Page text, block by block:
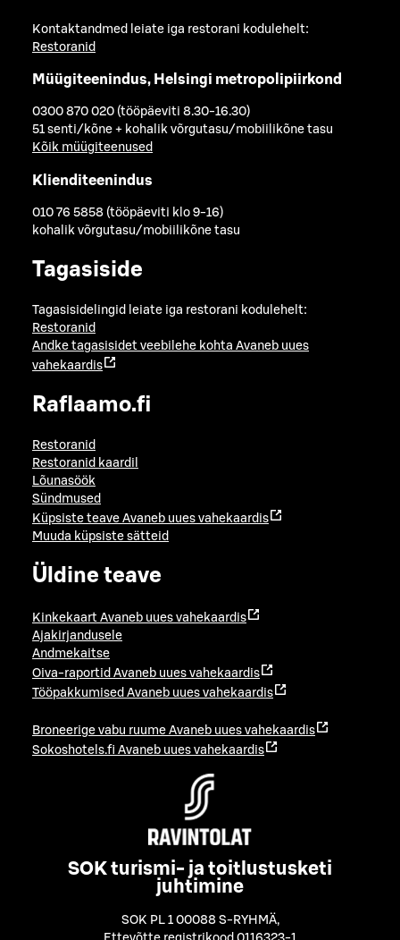
Kontaktandmed leiate iga restorani kodulehelt:
Restoranid
Müügiteenindus, Helsingi metropolipiirkond
0300 870 020 (tööpäeviti 8.30-16.30)
51 senti/kõne + kohalik võrgutasu/mobiilikõne tasu
Kõik müügiteenused
Klienditeenindus
010 76 5858 (tööpäeviti klo 9-16)
kohalik võrgutasu/mobiilikõne tasu
Tagasiside
Tagasisidelingid leiate iga restorani kodulehelt:
Restoranid
Andke tagasisidet veebilehe kohta Avaneb uues
vahekaardis
Raflaamo.fi
Restoranid
Restoranid kaardil
Lõunasöök
Sündmused
Küpsiste teave Avaneb uues vahekaardis
Muuda küpsiste sätteid
Üldine teave
Kinkekaart Avaneb uues vahekaardis
Ajakirjandusele
Andmekaitse
Oiva-raportid Avaneb uues vahekaardis
Tööpakkumised Avaneb uues vahekaardis
Broneerige vabu ruume Avaneb uues vahekaardis
Sokoshotels.fi Avaneb uues vahekaardis
SOK turismi- ja toitlustusketi
juhtimine
SOK PL 1 00088 S-RYHMÄ,